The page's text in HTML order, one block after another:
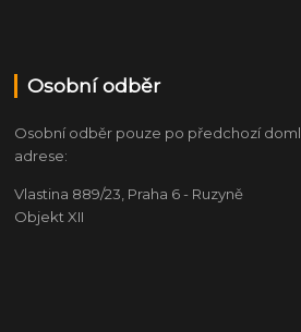
Osobní odběr
Osobní odběr pouze po předchozí
adrese:
Vlastina 889/23, Praha 6 - Ruzyně
Objekt XII